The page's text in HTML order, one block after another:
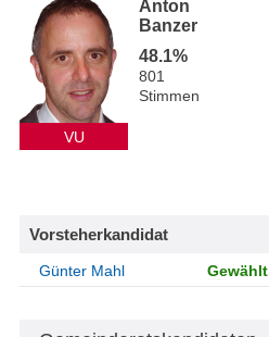
VU
Anton
Banzer
48.1%
801
Stimmen
Vorsteherkandidat
Günter Mahl Gewählt